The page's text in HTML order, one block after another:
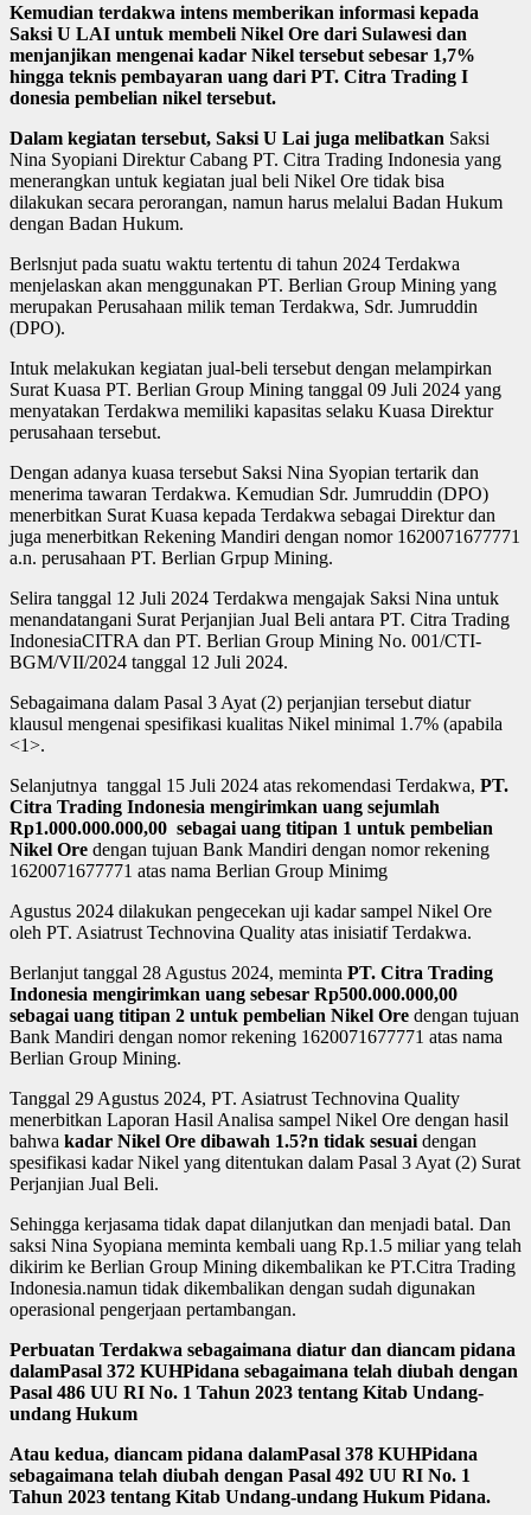
Kemudian terdakwa intens memberikan informasi kepada
Saksi U LAI untuk membeli Nikel Ore dari Sulawesi dan
menjanjikan mengenai kadar Nikel tersebut sebesar 1,7%
hingga teknis pembayaran uang dari PT. Citra Trading I
donesia pembelian nikel tersebut.
Dalam kegiatan tersebut, Saksi U Lai juga melibatkan Saksi
Nina Syopiani Direktur Cabang PT. Citra Trading Indonesia yang
menerangkan untuk kegiatan jual beli Nikel Ore tidak bisa
dilakukan secara perorangan, namun harus melalui Badan Hukum
dengan Badan Hukum.
Berlsnjut pada suatu waktu tertentu di tahun 2024 Terdakwa
menjelaskan akan menggunakan PT. Berlian Group Mining yang
merupakan Perusahaan milik teman Terdakwa, Sdr. Jumruddin
(DPO).
Intuk melakukan kegiatan jual-beli tersebut dengan melampirkan
Surat Kuasa PT. Berlian Group Mining tanggal 09 Juli 2024 yang
menyatakan Terdakwa memiliki kapasitas selaku Kuasa Direktur
perusahaan tersebut.
Dengan adanya kuasa tersebut Saksi Nina Syopian tertarik dan
menerima tawaran Terdakwa. Kemudian Sdr. Jumruddin (DPO)
menerbitkan Surat Kuasa kepada Terdakwa sebagai Direktur dan
juga menerbitkan Rekening Mandiri dengan nomor 1620071677771
a.n. perusahaan PT. Berlian Grpup Mining.
Selira tanggal 12 Juli 2024 Terdakwa mengajak Saksi Nina untuk
menandatangani Surat Perjanjian Jual Beli antara PT. Citra Trading
IndonesiaCITRA dan PT. Berlian Group Mining No. 001/CTI-
BGM/VII/2024 tanggal 12 Juli 2024.
Sebagaimana dalam Pasal 3 Ayat (2) perjanjian tersebut diatur
klausul mengenai spesifikasi kualitas Nikel minimal 1.7% (apabila
<1>.
Selanjutnya tanggal 15 Juli 2024 atas rekomendasi Terdakwa, PT.
Citra Trading Indonesia mengirimkan uang sejumlah
Rp1.000.000.000,00 sebagai uang titipan 1 untuk pembelian
Nikel Ore dengan tujuan Bank Mandiri dengan nomor rekening
1620071677771 atas nama Berlian Group Minimg
Agustus 2024 dilakukan pengecekan uji kadar sampel Nikel Ore
oleh PT. Asiatrust Technovina Quality atas inisiatif Terdakwa.
Berlanjut tanggal 28 Agustus 2024, meminta PT. Citra Trading
Indonesia mengirimkan uang sebesar Rp500.000.000,00
sebagai uang titipan 2 untuk pembelian Nikel Ore dengan tujuan
Bank Mandiri dengan nomor rekening 1620071677771 atas nama
Berlian Group Mining.
Tanggal 29 Agustus 2024, PT. Asiatrust Technovina Quality
menerbitkan Laporan Hasil Analisa sampel Nikel Ore dengan hasil
bahwa kadar Nikel Ore dibawah 1.5?n tidak sesuai dengan
spesifikasi kadar Nikel yang ditentukan dalam Pasal 3 Ayat (2) Surat
Perjanjian Jual Beli.
Sehingga kerjasama tidak dapat dilanjutkan dan menjadi batal. Dan
saksi Nina Syopiana meminta kembali uang Rp.1.5 miliar yang telah
dikirim ke Berlian Group Mining dikembalikan ke PT.Citra Trading
Indonesia.namun tidak dikembalikan dengan sudah digunakan
operasional pengerjaan pertambangan.
Perbuatan Terdakwa sebagaimana diatur dan diancam pidana
dalamPasal 372 KUHPidana sebagaimana telah diubah dengan
Pasal 486 UU RI No. 1 Tahun 2023 tentang Kitab Undang-
undang Hukum
Atau kedua, diancam pidana dalamPasal 378 KUHPidana
sebagaimana telah diubah dengan Pasal 492 UU RI No. 1
Tahun 2023 tentang Kitab Undang-undang Hukum Pidana.